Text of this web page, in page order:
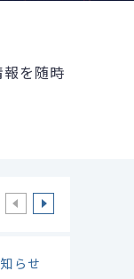
を随時
年 2015年
らせ